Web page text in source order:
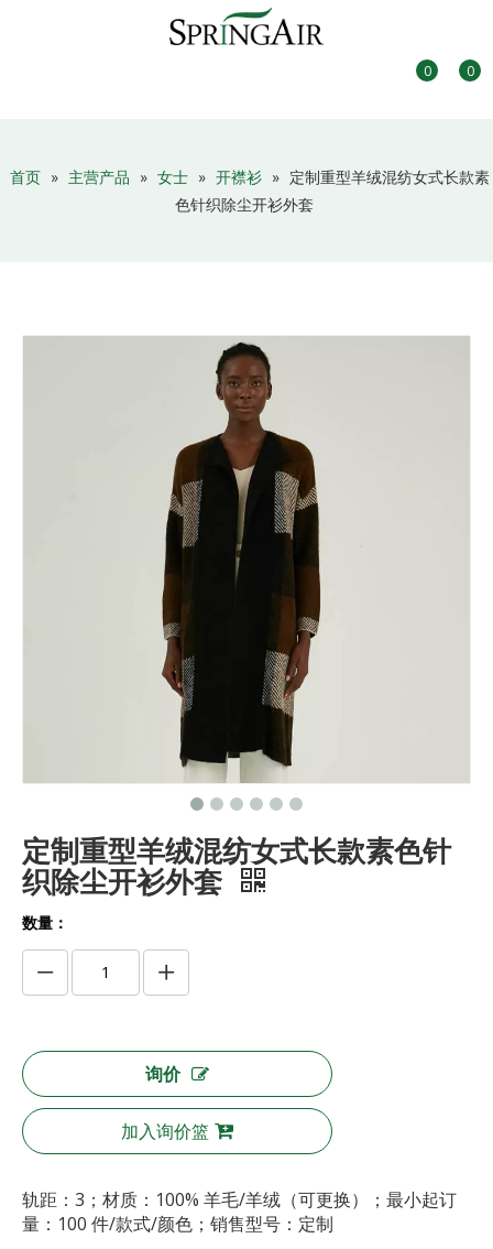
0 0
首页 » 主营产品 » 女士 » 开襟衫 » 定制重型羊绒混纺女式长款素
色针织除尘开衫外套
定制重型羊绒混纺女式长款素色针
织除尘开衫外套
数量：
询价
加入询价篮
轨距：3；材质：100% 羊毛/羊绒（可更换）；最小起订
量：100 件/款式/颜色；销售型号：定制